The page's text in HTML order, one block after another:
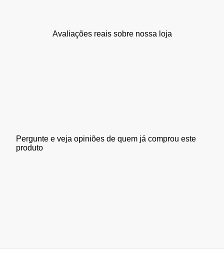
Avaliações reais sobre nossa loja
Pergunte e veja opiniões de quem já comprou este
produto